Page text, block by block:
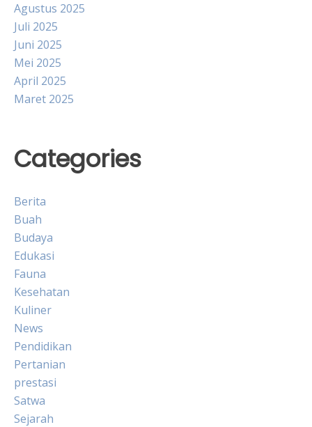
Agustus 2025
Juli 2025
Juni 2025
Mei 2025
April 2025
Maret 2025
Categories
Berita
Buah
Budaya
Edukasi
Fauna
Kesehatan
Kuliner
News
Pendidikan
Pertanian
prestasi
Satwa
Sejarah